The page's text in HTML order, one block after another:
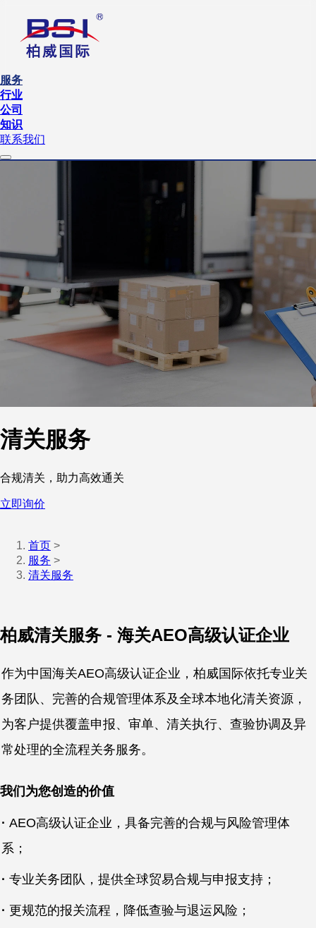
服务
行业
公司
知识
联系我们
清关服务
合规清关，助力高效通关
立即询价
首页 >
服务 >
清关服务
柏威清关服务 - 海关AEO高级认证企业
作为中国海关AEO高级认证企业，柏威国际依托专业关
务团队、完善的合规管理体系及全球本地化清关资源，
为客户提供覆盖申报、审单、清关执行、查验协调及异
常处理的全流程关务服务。
我们为您创造的价值
· AEO高级认证企业，具备完善的合规与风险管理体
系；
· 专业关务团队，提供全球贸易合规与申报支持；
· 更规范的报关流程，降低查验与退运风险；